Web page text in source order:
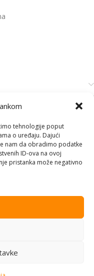
tehnologije poput
o uređaju. Dajući
nam da obradimo podatke
ID-ova na ovoj
pristanka može negativno